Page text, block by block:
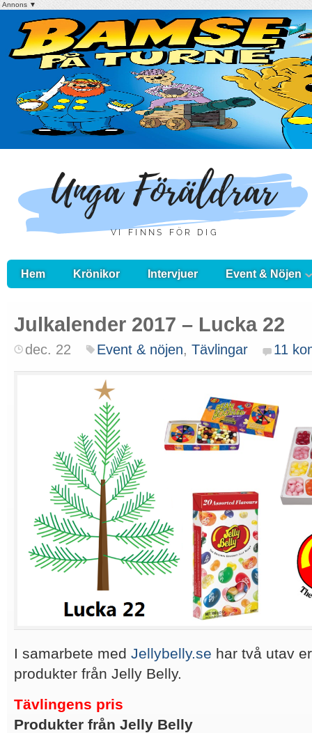
Annons ▼
Hem Krönikor Intervjuer Event & Nöjen
Julkalender 2017 – Lucka 22
dec. 22 Event & nöjen, Tävlingar 11
I samarbete med Jellybelly.se har två utav
produkter från Jelly Belly.
Tävlingens pris
Produkter från Jelly Belly